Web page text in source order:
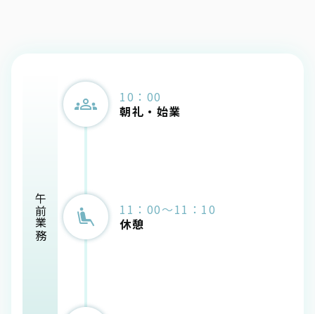
午前業務
10：00
朝礼・始業
11：00～11：10
休憩